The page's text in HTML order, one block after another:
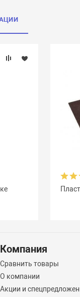
Компания
Сравнить товары
О компании
Акции и